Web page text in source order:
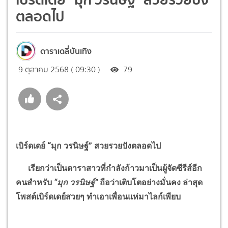
ตลอดไป
ดาราเดลี่บันเทิง
9 ตุลาคม 2568 ( 09:30 ) 79
เบิร์ดเดย์ “มุก วรนิษฐ์” สวยรวยปังตลอดไป
เรียกว่าเป็นดาราสาวที่กำลังก้าวมาเป็นผู้จัดซีรีส์อีก
คนสำหรับ “มุก วรนิษฐ์”ถือว่าเติบโตอย่างมั่นคง ล่าสุด
โพสต์เบิร์ดเดย์สวยๆ ทำเอาเพื่อนแห่มาไลก์เพียบ